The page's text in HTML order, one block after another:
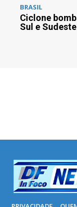
BRASIL
Ciclone
Sul e